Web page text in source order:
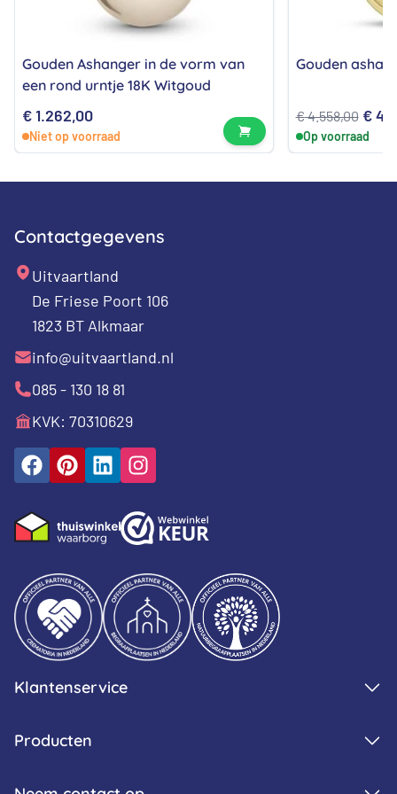
Gouden Ashanger in de vorm van
een rond urntje 18K Witgoud
€1.262,00
Niet op voorraad Bekijk product
Gouden
€4.558,00
prijs
€
€
Op voorraad
Contactgegevens
Uitvaartland
De Friese Poort 106
1823 BT Alkmaar
info@uitvaartland.nl
085 - 130 18 81
KVK: 70310629
Klantenservice
Producten